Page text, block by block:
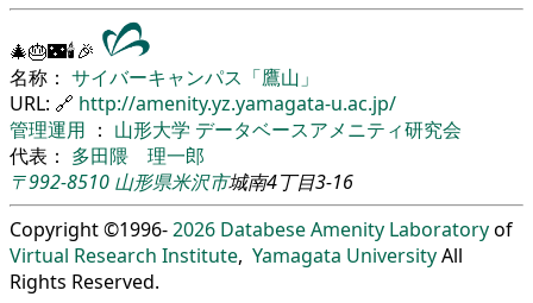
🎄🎂🌃🕯🎉
名称： サイバーキャンパス「鷹山」
URL: 🔗 http://amenity.yz.yamagata-u.ac.jp/
管理運用 ： 山形大学 データベースアメニティ研究会
代表： 多田隈 理一郎
〒992-8510 山形県米沢市城南4丁目3-16
Copyright ©1996-2026 Databese Amenity Laboratoryof
Virtual Research Institute, Yamagata UniversityAll
Rights Reserved.